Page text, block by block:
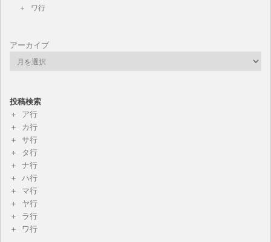
ワ行
アーカイブ
投稿検索
ア行
カ行
サ行
タ行
ナ行
ハ行
マ行
ヤ行
ラ行
ワ行